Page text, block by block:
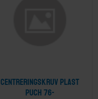
Centreringskruv plast
Puch 76-